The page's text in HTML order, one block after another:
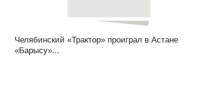
Челябинский «Трактор» проиграл в Астане
«Барысу»...